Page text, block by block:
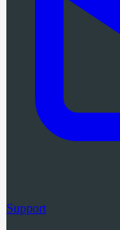
Support